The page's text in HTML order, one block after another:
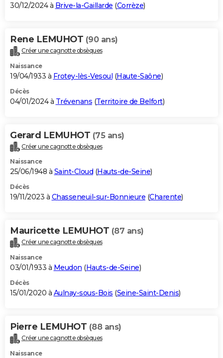
30/12/2024 à Brive-la-Gaillarde (Corrèze)
Rene LEMUHOT (90 ans)
Créer une cagnotte obsèques
Naissance
19/04/1933 à Frotey-lès-Vesoul (Haute-Saône)
Décès
04/01/2024 à Trévenans (Territoire de Belfort)
Gerard LEMUHOT (75 ans)
Créer une cagnotte obsèques
Naissance
25/06/1948 à Saint-Cloud (Hauts-de-Seine)
Décès
19/11/2023 à Chasseneuil-sur-Bonnieure (Charente)
Mauricette LEMUHOT (87 ans)
Créer une cagnotte obsèques
Naissance
03/01/1933 à Meudon (Hauts-de-Seine)
Décès
15/01/2020 à Aulnay-sous-Bois (Seine-Saint-Denis)
Pierre LEMUHOT (88 ans)
Créer une cagnotte obsèques
Naissance